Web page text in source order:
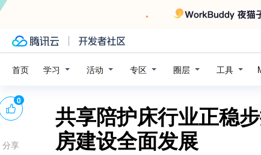
首页 学习 活动 专区 圈层 工具
共享陪护床行业正稳
房建设全面发展
0
分享